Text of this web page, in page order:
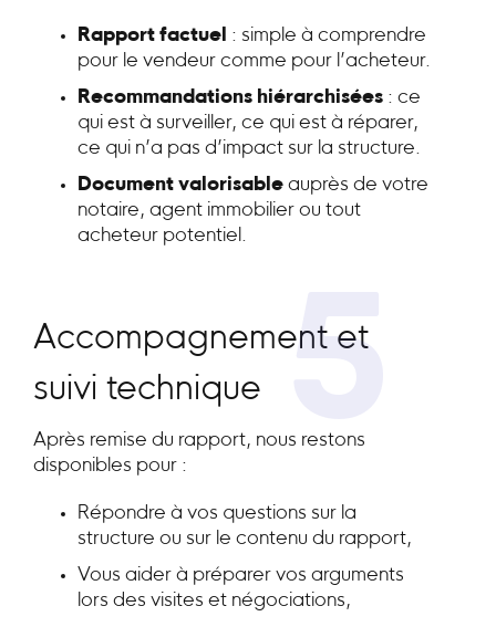
Rapport factuel : simple à comprendre
pour le vendeur comme pour l’acheteur.
Recommandations hiérarchisées : ce
qui est à surveiller, ce qui est à réparer,
ce qui n’a pas d’impact sur la structure.
Document valorisable auprès de votre
notaire, agent immobilier ou tout
acheteur potentiel.
5
Accompagnement et
suivi technique
Après remise du rapport, nous restons
disponibles pour :
Répondre à vos questions sur la
structure ou sur le contenu du rapport,
Vous aider à préparer vos arguments
lors des visites et négociations,